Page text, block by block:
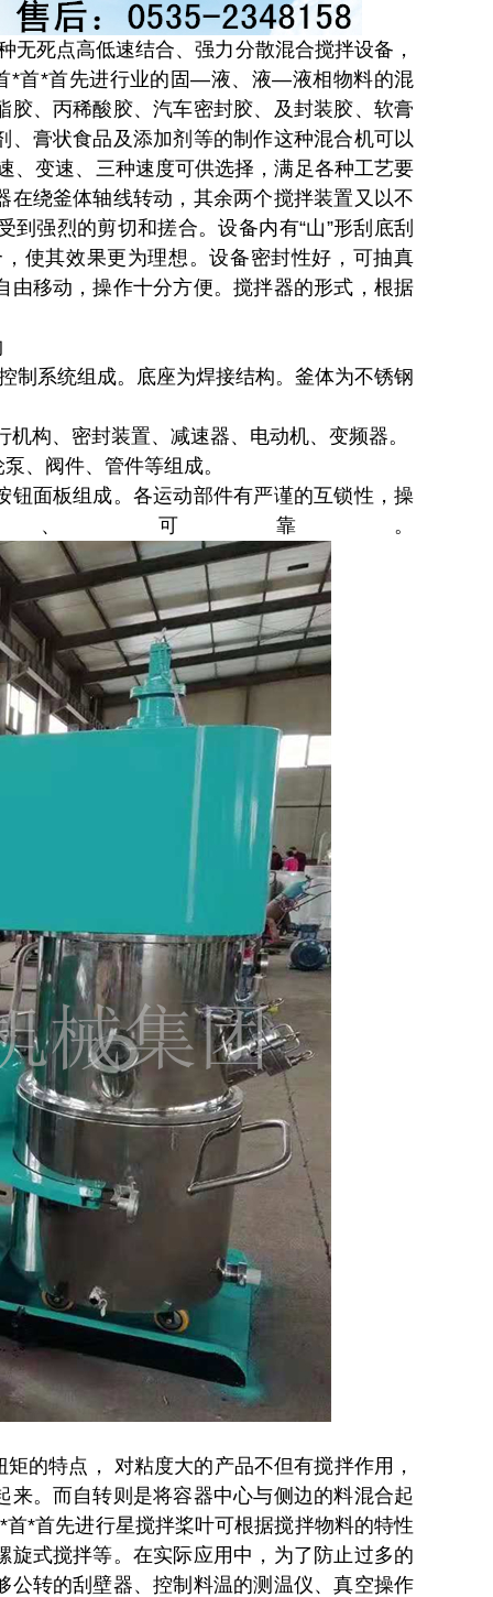
无死点高低速结合、强力分散混合搅拌设备，
*首*首先进行业的固—液、液—液相物料的混
、丙稀酸胶、汽车密封胶、及封装胶、软膏
膏状食品及添加剂等的制作这种混合机可以
、变速、三种速度可供选择，满足各种工艺要
绕釜体轴线转动，其余两个搅拌装置又以不
强烈的剪切和搓合。设备内有“山”形刮底刮
使其效果更为理想。设备密封性好，可抽真
移动，操作十分方便。搅拌器的形式，根据
系统组成。底座为焊接结构。釜体为不锈钢
构、密封装置、减速器、电动机、变频器。
、阀件、管件等组成。
面板组成。各运动部件有严谨的互锁性，操
可靠。
的特点， 对粘度大的产品不但有搅拌作用，
。而自转则是将容器中心与侧边的料混合起
*首先进行星搅拌桨叶可根据搅拌物料的特性
式搅拌等。在实际应用中，为了防止过多的
转的刮壁器、控制料温的测温仪、真空操作